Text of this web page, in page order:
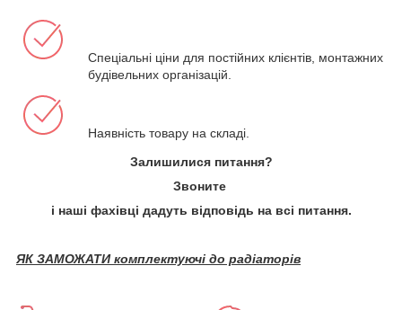
Спеціальні ціни для постійних клієнтів, монтажних і
будівельних організацій.
Наявність товару на складі.
Залишилися питання?
Звоните
і наші фахівці дадуть відповідь на всі питання.
ЯК ЗАМОЖАТИ комплектуючі до радіаторів